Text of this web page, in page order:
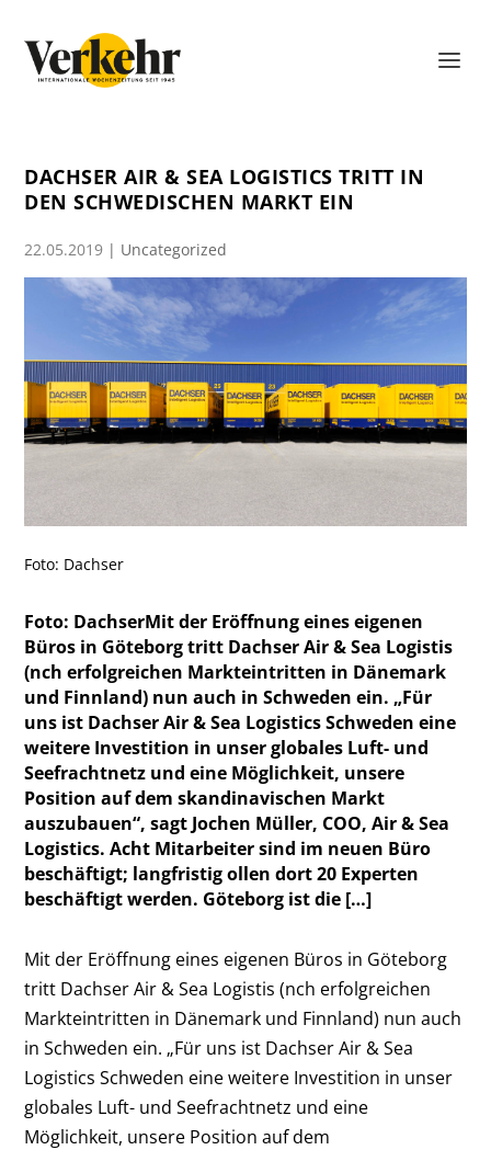
DACHSER AIR & SEA LOGISTICS TRITT IN
DEN SCHWEDISCHEN MARKT EIN
22.05.2019 | Uncategorized
Foto: Dachser
Foto: DachserMit der Eröffnung eines eigenen
Büros in Göteborg tritt Dachser Air & Sea Logistis
(nch erfolgreichen Markteintritten in Dänemark
und Finnland) nun auch in Schweden ein. „Für
uns ist Dachser Air & Sea Logistics Schweden eine
weitere Investition in unser globales Luft- und
Seefrachtnetz und eine Möglichkeit, unsere
Position auf dem skandinavischen Markt
auszubauen“, sagt Jochen Müller, COO, Air & Sea
Logistics. Acht Mitarbeiter sind im neuen Büro
beschäftigt; langfristig ollen dort 20 Experten
beschäftigt werden. Göteborg ist die […]
Mit der Eröffnung eines eigenen Büros in Göteborg
tritt Dachser Air & Sea Logistis (nch erfolgreichen
Markteintritten in Dänemark und Finnland) nun auch
in Schweden ein. „Für uns ist Dachser Air & Sea
Logistics Schweden eine weitere Investition in unser
globales Luft- und Seefrachtnetz und eine
Möglichkeit, unsere Position auf dem